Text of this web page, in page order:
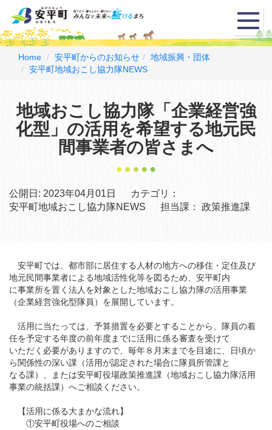
メ
ニ
ュ
Home 安平町からのお知らせ
地域振興・団体
安平町地域おこし協力隊NEWS
地域おこし協力隊「企業経営強
化型」の活用を希望する地元民
間事業者の皆さまへ
公開日: 2023年04月01日
カテゴリ：
安平町地域おこし協力隊NEWS
担当課： 政策推進課
安平町では、都市部に居住する人材の地方への移住・定住及び
地元民間事業者による地域活性化等を図るため、安平町内
に事業所を置く法人を対象とした地域おこし協力隊の活用事業
（企業経営強化型隊員）を展開しています。
活用に当たっては、予算措置を必要とすることから、隊員の着
任を予定する年度の前年度までに活用に係る審査を受けて
いただく必要がありますので、毎年８月末までを目途に、日頃か
ら関係性の深い課（活用が認定された場合に隊員所管課と
なる課）、または安平町役場政策推進課（地域おこし協力隊活用
事業の統括課）へご相談ください。
【活用に係る大まかな流れ】
①安平町役場へのご相談